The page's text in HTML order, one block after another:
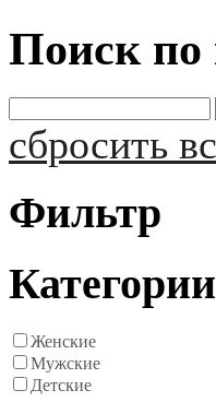
Поиск по
сбросить
Фильтр
Категории
Женские
Мужские
Детские